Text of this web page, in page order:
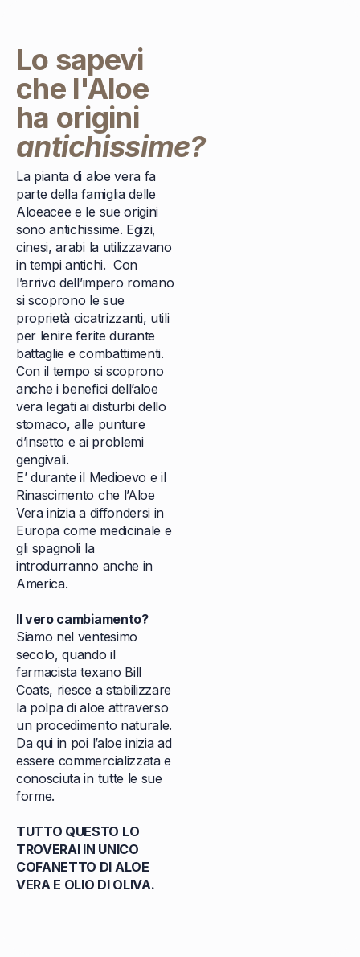
Lo sapevi
che l'Aloe
ha origini
antichissime?
La pianta di aloe vera fa
parte della famiglia delle
Aloeacee e le sue origini
sono antichissime. Egizi,
cinesi, arabi la utilizzavano
in tempi antichi. Con
l’arrivo dell’impero romano
si scoprono le sue
proprietà cicatrizzanti, utili
per lenire ferite durante
battaglie e combattimenti.
Con il tempo si scoprono
anche i benefici dell’aloe
vera legati ai disturbi dello
stomaco, alle punture
d’insetto e ai problemi
gengivali.
E’ durante il Medioevo e il
Rinascimento che l’Aloe
Vera inizia a diffondersi in
Europa come medicinale e
gli spagnoli la
introdurranno anche in
America.
Il vero cambiamento?
Siamo nel ventesimo
secolo, quando il
farmacista texano Bill
Coats, riesce a stabilizzare
la polpa di aloe attraverso
un procedimento naturale.
Da qui in poi l’aloe inizia ad
essere commercializzata e
conosciuta in tutte le sue
forme.
TUTTO QUESTO LO
TROVERAI IN UNICO
COFANETTO DI ALOE
VERA E OLIO DI OLIVA.